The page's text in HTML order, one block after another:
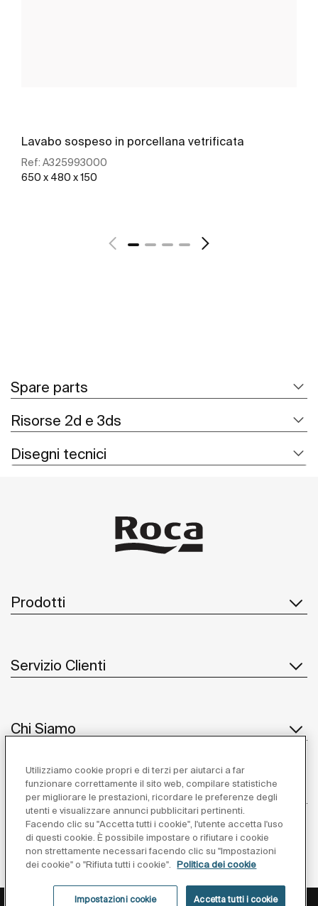
Lavabo sospeso in porcellana vetrificata
Ref: A325993000
650 x 480 x 150
Spare parts
Risorse 2d e 3ds
Disegni tecnici
Prodotti
Servizio Clienti
Chi Siamo
Ispirazione
Seguiteci
Privacy Policy Avviso Legale Cookies Policy
Utilizziamo cookie propri e di terzi per aiutarci a far
funzionare correttamente il sito web, compilare statistiche
per migliorare le prestazioni, ricordare le preferenze degli
utenti e visualizzare annunci pubblicitari pertinenti.
Facendo clic su "Accetta tutti i cookie", l'utente accetta l'uso
di questi cookie. È possibile impostare o rifiutare i cookie
non strettamente necessari facendo clic su "Impostazioni
dei cookie" o "Rifiuta tutti i cookie".
Politica dei cookie
Impostazioni cookie Accetta tutti i cookie